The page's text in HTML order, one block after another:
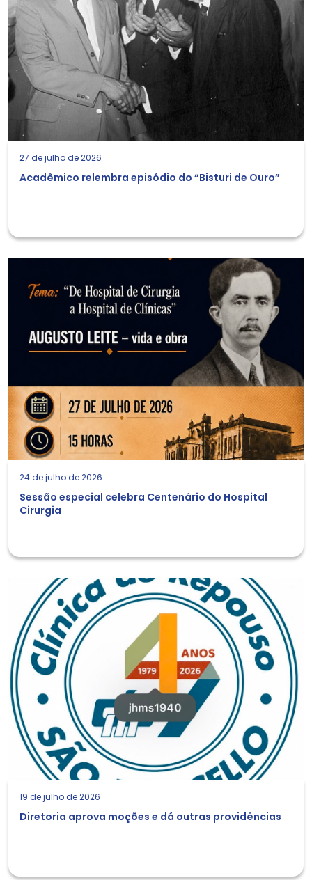
27 de julho de 2026
Acadêmico relembra episódio do “Bisturi de Ouro”
24 de julho de 2026
Sessão especial celebra Centenário do Hospital
Cirurgia
19 de julho de 2026
Diretoria aprova moções e dá outras providências